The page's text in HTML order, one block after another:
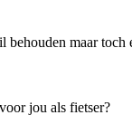
maar toch
jou als fietser?